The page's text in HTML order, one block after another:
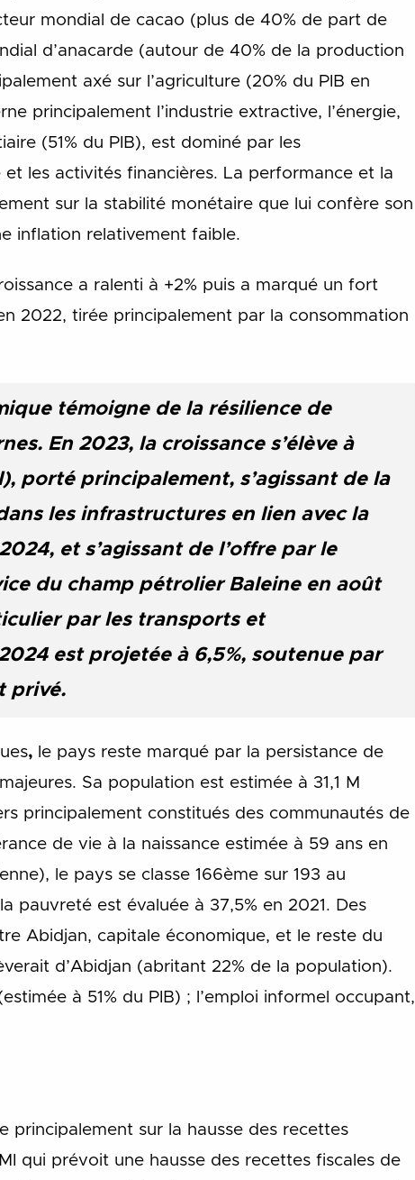
mondial de cacao (plus de 40% de part de
d’anacarde (autour de 40% de la production
axé sur l’agriculture (20% du PIB en
principalement l’industrie extractive, l’énergie,
(51% du PIB), est dominé par les
les activités financières. La performance et la
sur la stabilité monétaire que lui confère son
inflation relativement faible.
a ralenti à +2% puis a marqué un fort
2022, tirée principalement par la consommation
témoigne de la résilience de
En 2023, la croissance s’élève à
porté principalement, s’agissant de la
les infrastructures en lien avec la
et s’agissant de l’offre par le
du champ pétrolier Baleine en août
par les transports et
est projetée à 6,5%, soutenue par
privé.
, le pays reste marqué par la persistance de
. Sa population est estimée à 31,1 M
principalement constitués des communautés de
de vie à la naissance estimée à 59 ans en
le pays se classe 166ème sur 193 au
pauvreté est évaluée à 37,5% en 2021. Des
Abidjan, capitale économique, et le reste du
d’Abidjan (abritant 22% de la population).
à 51% du PIB) ; l’emploi informel occupant,
principalement sur la hausse des recettes
qui prévoit une hausse des recettes fiscales de